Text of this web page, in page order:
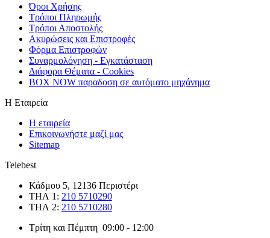
Όροι Χρήσης
Τρόποι Πληρωμής
Τρόποι Αποστολής
Ακυρώσεις και Επιστροφές
Φόρμα Επιστρoφών
Συναρμολόγηση - Εγκατάσταση
Διάφορα Θέματα - Cookies
BOX NOW παραδοση σε αυτόματο μηχάνημα
Η Εταιρεία
Η εταιρεία
Επικοινωνήστε μαζί μας
Sitemap
Telebest
Κάδμου 5, 12136 Περιστέρι
ΤΗΛ 1: 210 5710290
ΤΗΛ 2: 210 5710280
Τρίτη και Πέμπτη 09:00 - 12:00